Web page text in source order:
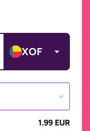
XOF
1.99 EUR